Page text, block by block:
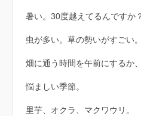
暑い。30度越えてるんですか
虫が多い。草の勢いがすごい。
畑に通う時間を午前にするか
悩ましい季節。
里芋、オクラ、マクワウリ。